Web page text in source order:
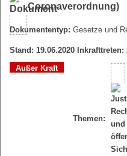
Coronaverordnung)
Dokumententyp: Gesetze und
Stand: 19.06.2020 Inkrafttreten:
Außer Kraft
Themen: